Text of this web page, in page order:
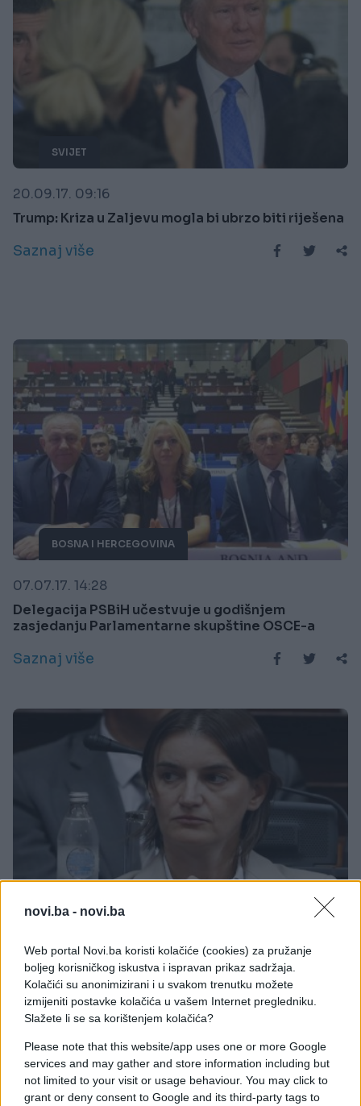
novi.ba - novi.ba
Web portal Novi.ba koristi kolačiće (cookies) za pružanje
boljeg korisničkog iskustva i ispravan prikaz sadržaja.
Kolačići su anonimizirani i u svakom trenutku možete
izmijeniti postavke kolačića u vašem Internet pregledniku.
Slažete li se sa korištenjem kolačića?
Please note that this website/app uses one or more Google
services and may gather and store information including but
not limited to your visit or usage behaviour. You may click to
grant or deny consent to Google and its third-party tags to
SVIJET
20.09.17. 09:16
Trump: Kriza u Zaljevu mogla bi ubrzo biti riješena
Saznaj više
BOSNA I HERCEGOVINA
07.07.17. 14:28
Delegacija PSBiH učestvuje u godišnjem
zasjedanju Parlamentarne skupštine OSCE-a
Saznaj više
REGION
29.06.17. 19:42
Skupština Srbije izglasala Anu Brnabić za
premijera, večeras polaganje zakletve u 20 sati
Saznaj više